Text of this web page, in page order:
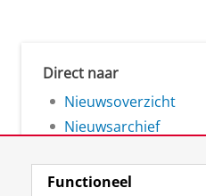
Direct naar
Nieuwsoverzicht
Nieuwsarchief
Functioneel